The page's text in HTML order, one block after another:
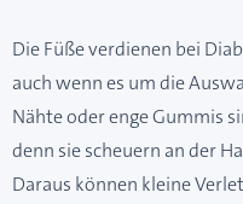
Die Füße verdienen bei
auch wenn es um die
Nähte oder enge Gummis
denn sie scheuern an der
Daraus können kleine